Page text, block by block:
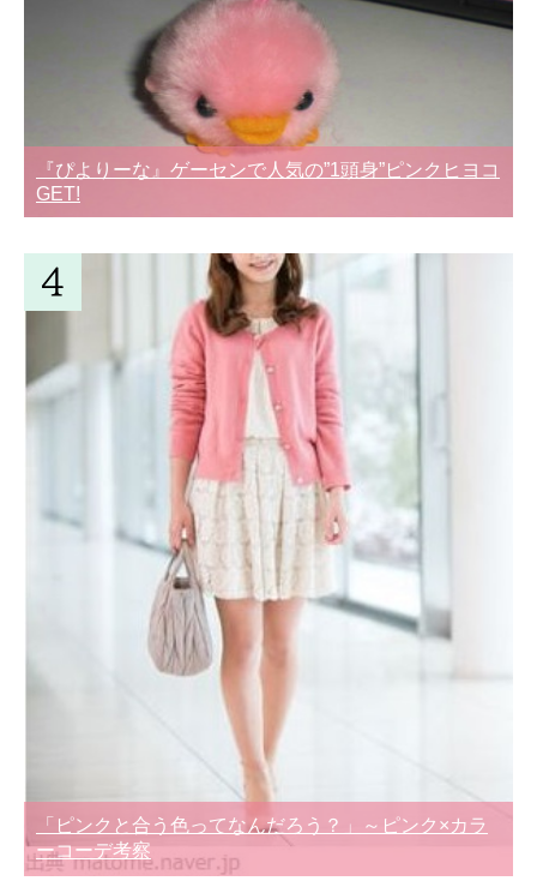
『ぴよりーな』ゲーセンで人気の”1頭身”ピンクヒヨコ
GET!
「ピンクと合う色ってなんだろう？」～ピンク×カラ
ーコーデ考察